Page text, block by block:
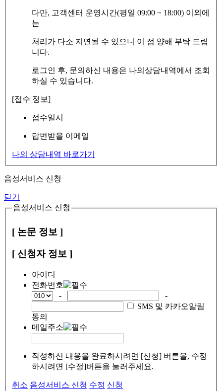
다만, 고객센터 운영시간(평일 09:00 ~ 18:00) 이외에
는
처리가 다소 지연될 수 있으니 이 점 양해 부탁 드립
니다.
로그인 후, 문의하신 내용은 나의상담내역에서 조회
하실 수 있습니다.
[접수 정보]
접수일시
답변받을 이메일
나의 상담내역 바로가기
음성서비스 신청
닫기
음성서비스 신청
[ 논문 정보 ]
[ 신청자 정보 ]
아이디
전화번호
-
-
SMS 및 카카오알림
동의
메일주소
작성하신 내용을 완료하시려면 [신청] 버튼을, 수정
하시려면 [수정]버튼을 눌러주세요.
취소 음성서비스 신청 수정 신청